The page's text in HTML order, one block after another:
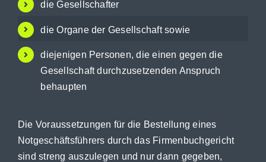
die Gesellschafter
die Organe der Gesellschaft sowie
diejenigen Personen, die einen gegen die
Gesellschaft durchzusetzenden Anspruch
behaupten
Die Voraussetzungen für die Bestellung eines
Notgeschäftsführers durch das Firmenbuchgericht
sind streng auszulegen und nur dann gegeben,